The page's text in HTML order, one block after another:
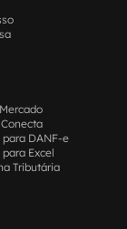
para DANF-e
Excel
Tributária